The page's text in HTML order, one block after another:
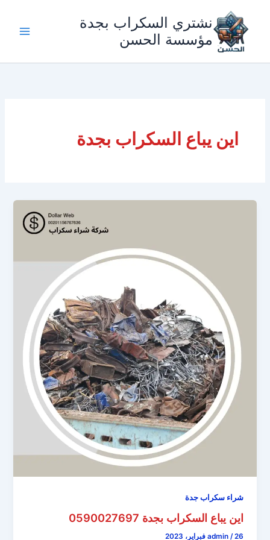
المحتوى
نشتري السكراب بجدة
مؤسسة الحسن
اين يباع السكراب بجدة
شراء سكراب جدة
اين يباع السكراب بجدة 0590027697
admin /26 فبراير، 2023